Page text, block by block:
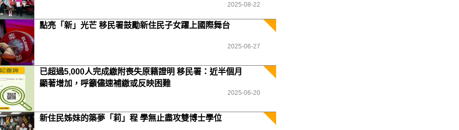
2025-08-22
點亮「新」光芒 移民署鼓勵新住民子女躍上國際舞台
2025-06-27
已超過5,000人完成繳附喪失原籍證明 移民署：近半個月
顯著增加，呼籲儘速補繳或反映困難
2025-06-20
新住民姊妹的築夢「莉」程 學無止盡攻雙博士學位